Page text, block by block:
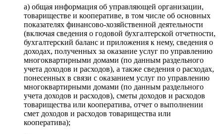
а) общая информация об управляющей организации,
товариществе и кооперативе, в том числе об основных
показателях финансово-хозяйственной деятельности
(включая сведения о годовой бухгалтерской отчетности,
бухгалтерский баланс и приложения к нему, сведения о
доходах, полученных за оказание услуг по управлению
многоквартирными домами (по данным раздельного
учета доходов и расходов), а также сведения о расходах,
понесенных в связи с оказанием услуг по управлению
многоквартирными домами (по данным раздельного
учета доходов и расходов), сметы доходов и расходов
товарищества или кооператива, отчет о выполнении
смет доходов и расходов товарищества или
кооператива);